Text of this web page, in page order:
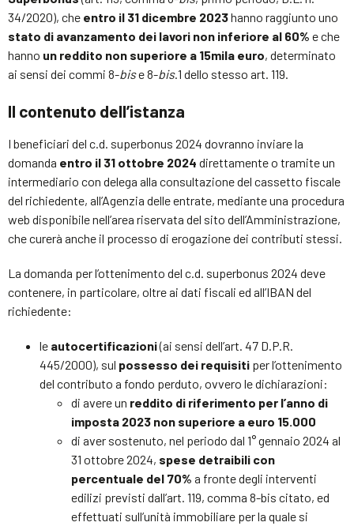
34/2020), che entro il 31 dicembre 2023hanno raggiunto uno
stato di avanzamento dei lavori non inferiore al 60% e che
hanno un reddito non superiore a 15mila euro, determinato
ai sensi dei commi 8-bise 8-bis.1 dello stesso art. 119.
Il contenuto dell’istanza
I beneficiari del c.d. superbonus 2024 dovranno inviare la
domanda entro il 31 ottobre 2024 direttamente o tramite un
intermediario con delega alla consultazione del cassetto fiscale
del richiedente, all’Agenzia delle entrate, mediante una procedura
web disponibile nell’area riservata del sito dell’Amministrazione,
che curerà anche il processo di erogazione dei contributi stessi.
La domanda per l’ottenimento del c.d. superbonus 2024 deve
contenere, in particolare, oltre ai dati fiscali ed all’IBAN del
richiedente:
le autocertificazioni(ai sensi dell’art. 47 D.P.R.
445/2000), sul possesso dei requisiti per l’ottenimento
del contributo a fondo perduto, ovvero le dichiarazioni:
di avere un reddito di riferimento per l’anno di
imposta 2023 non superiore a euro 15.000
di aver sostenuto, nel periodo dal 1° gennaio 2024 al
31 ottobre 2024, spese detraibili con
percentuale del 70% a fronte degli interventi
edilizi previsti dall’art. 119, comma 8-bis citato, ed
effettuati sull’unità immobiliare per la quale si